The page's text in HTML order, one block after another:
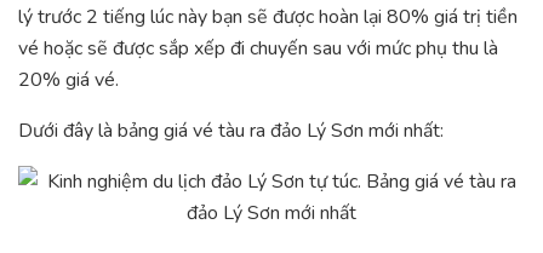
lý trước 2 tiếng lúc này bạn sẽ được hoàn lại 80% giá trị tiền
vé hoặc sẽ được sắp xếp đi chuyến sau với mức phụ thu là
20% giá vé.
Dưới đây là bảng giá vé tàu ra đảo Lý Sơn mới nhất: